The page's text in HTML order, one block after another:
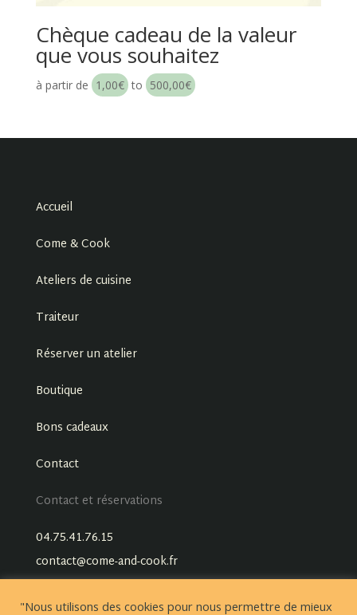
Chèque cadeau de la valeur
que vous souhaitez
à partir de 1,00€ to 500,00€
Accueil
Come & Cook
Ateliers de cuisine
Traiteur
Réserver un atelier
Boutique
Bons cadeaux
Contact
Contact et réservations
04.75.41.76.15
contact@come-and-cook.fr
"Nous utilisons des cookies pour nous permettre de mieux